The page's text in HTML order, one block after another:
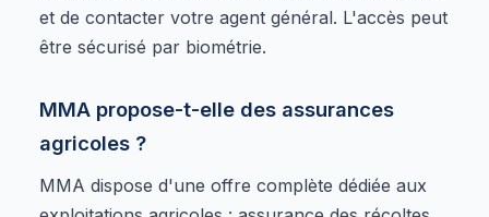
et de contacter votre agent général. L'accès peut
être sécurisé par biométrie.
MMA propose-t-elle des assurances
agricoles ?
MMA dispose d'une offre complète dédiée aux